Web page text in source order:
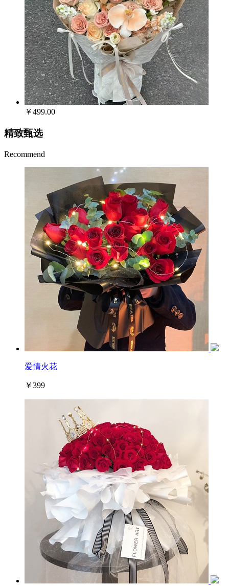
￥499.00
精致甄选
Recommend
爱情火花
￥399